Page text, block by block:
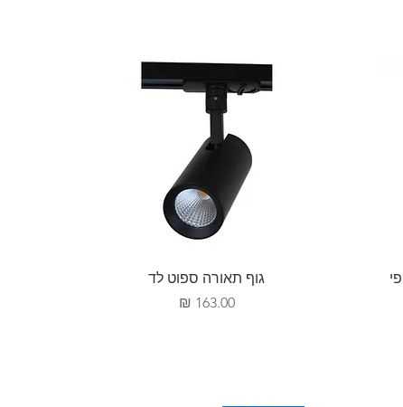
7 גופי
תצוגה מהירה
גוף תאורה ספוט לד
מחיר‏163.00 ‏₪